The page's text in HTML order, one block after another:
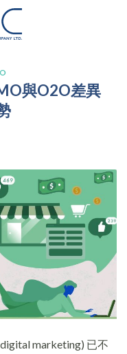
與O2O差異
marketing) 已不